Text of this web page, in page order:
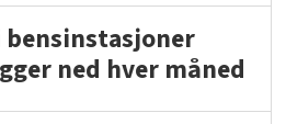
bensinstasjoner
ned hver måned